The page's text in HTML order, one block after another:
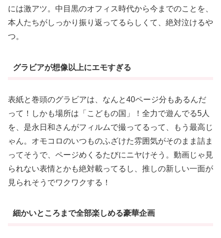
には激アツ。中目黒のオフィス時代から今までのことを、
本人たちがしっかり振り返ってるらしくて、絶対泣けるや
つ。
グラビアが想像以上にエモすぎる
表紙と巻頭のグラビアは、なんと40ページ分もあるんだ
って！しかも場所は「こどもの国」！全力で遊んでる5人
を、是永日和さんがフィルムで撮ってるって、もう最高じ
ゃん。オモコロのいつものふざけた雰囲気がそのまま詰ま
ってそうで、ページめくるたびにニヤけそう。動画じゃ見
られない表情とかも絶対載ってるし、推しの新しい一面が
見られそうでワクワクする！
細かいところまで全部楽しめる豪華企画